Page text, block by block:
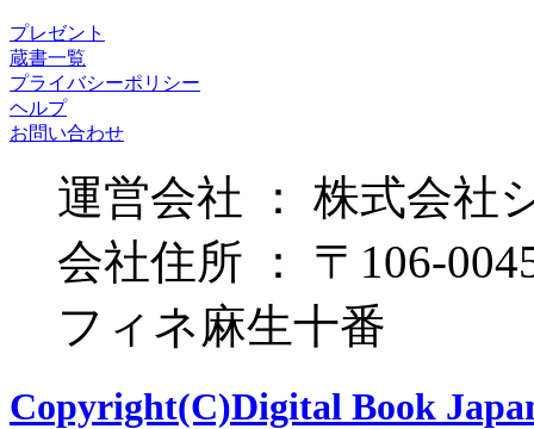
プレゼント
蔵書一覧
プライバシーポリシー
ヘルプ
お問い合わせ
運営会社 ： 株式会社
会社住所 ： 〒106-
フィネ麻生十番
Copyright(C)Digital Book